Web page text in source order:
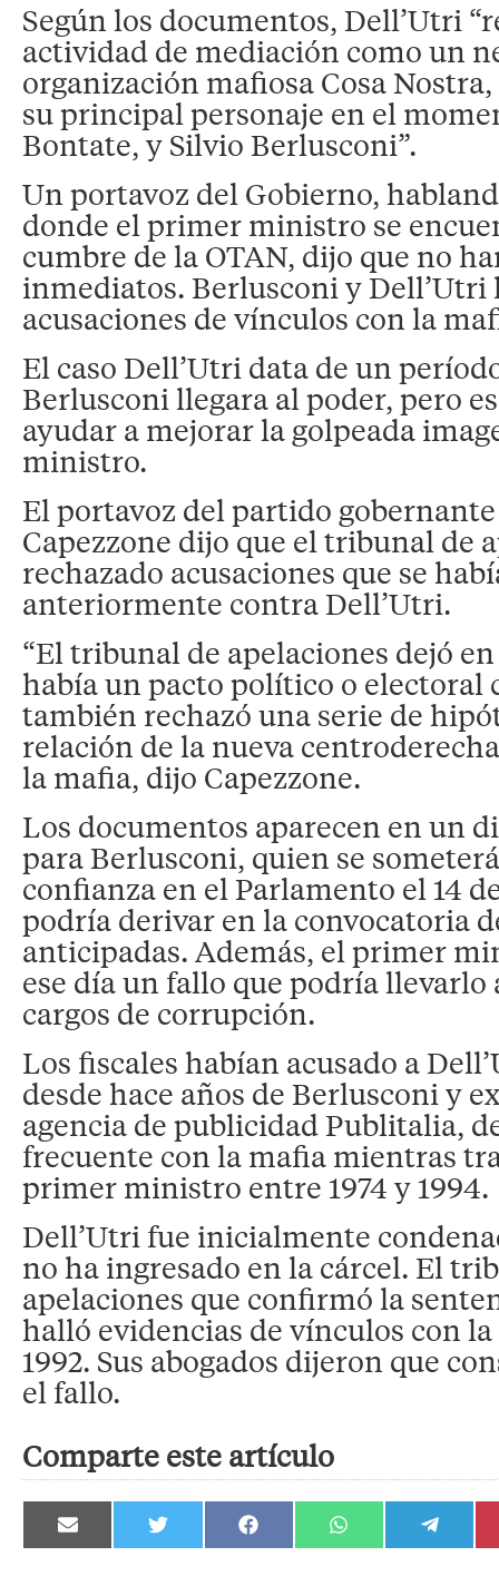
Según los documentos, Dell’Utri
actividad de mediación como un
organización mafiosa Cosa
su principal personaje en el
Bontate, y Silvio Berlusconi”.
Un portavoz del Gobierno,
donde el primer ministro se
cumbre de la OTAN, dijo que no
inmediatos. Berlusconi y Dell’Utri
acusaciones de vínculos con la
El caso Dell’Utri data de un
Berlusconi llegara al poder, pero
ayudar a mejorar la golpeada
ministro.
El portavoz del partido
Capezzone dijo que el tribunal de
rechazado acusaciones que se
anteriormente contra Dell’Utri.
“El tribunal de apelaciones dejó
había un pacto político o electoral
también rechazó una serie de
relación de la nueva
la mafia, dijo Capezzone.
Los documentos aparecen en un
para Berlusconi, quien se
confianza en el Parlamento el 14
podría derivar en la convocatoria
anticipadas. Además, el primer
ese día un fallo que podría llevarlo
cargos de corrupción.
Los fiscales habían acusado a
desde hace años de Berlusconi y
agencia de publicidad Publitalia,
frecuente con la mafia mientras
primer ministro entre 1974 y 1994.
Dell’Utri fue inicialmente
no ha ingresado en la cárcel. El
apelaciones que confirmó la
halló evidencias de vínculos con
1992. Sus abogados dijeron que
el fallo.
Comparte este artículo
Compartir
en
Compartir
en
Compartir
en
Compartir
en
Compartir
en